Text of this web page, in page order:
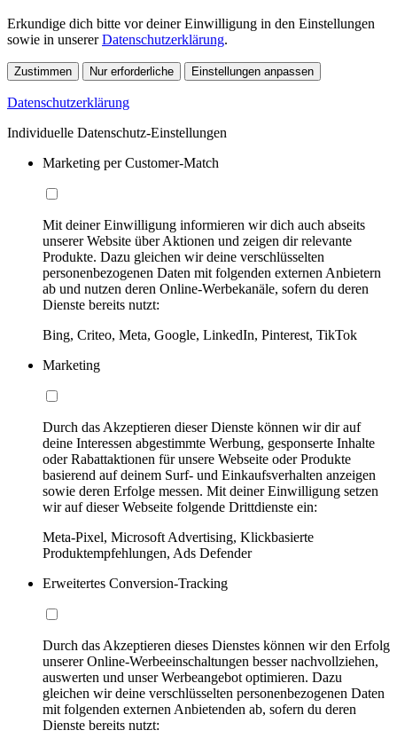
Erkundige dich bitte vor deiner Einwilligung in den Einstellungen
sowie in unsererDatenschutzerklärung.
Zustimmen Nur erforderliche Einstellungen anpassen
Datenschutzerklärung
Individuelle Datenschutz-Einstellungen
Marketing per Customer-Match
Mit deiner Einwilligung informieren wir dich auch abseits
unserer Website über Aktionen und zeigen dir relevante
Produkte. Dazu gleichen wir deine verschlüsselten
personenbezogenen Daten mit folgenden externen Anbietern
ab und nutzen deren Online-Werbekanäle, sofern du deren
Dienste bereits nutzt:
Bing, Criteo, Meta, Google, LinkedIn, Pinterest, TikTok
Marketing
Durch das Akzeptieren dieser Dienste können wir dir auf
deine Interessen abgestimmte Werbung, gesponserte Inhalte
oder Rabattaktionen für unsere Webseite oder Produkte
basierend auf deinem Surf- und Einkaufsverhalten anzeigen
sowie deren Erfolge messen. Mit deiner Einwilligung setzen
wir auf dieser Webseite folgende Drittdienste ein:
Meta-Pixel, Microsoft Advertising, Klickbasierte
Produktempfehlungen, Ads Defender
Erweitertes Conversion-Tracking
Durch das Akzeptieren dieses Dienstes können wir den Erfolg
unserer Online-Werbeeinschaltungen besser nachvollziehen,
auswerten und unser Werbeangebot optimieren. Dazu
gleichen wir deine verschlüsselten personenbezogenen Daten
mit folgenden externen Anbietenden ab, sofern du deren
Dienste bereits nutzt: